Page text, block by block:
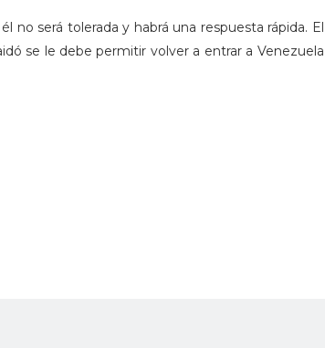
no será tolerada y habrá una respuesta rápida. El
se le debe permitir volver a entrar a Venezuela